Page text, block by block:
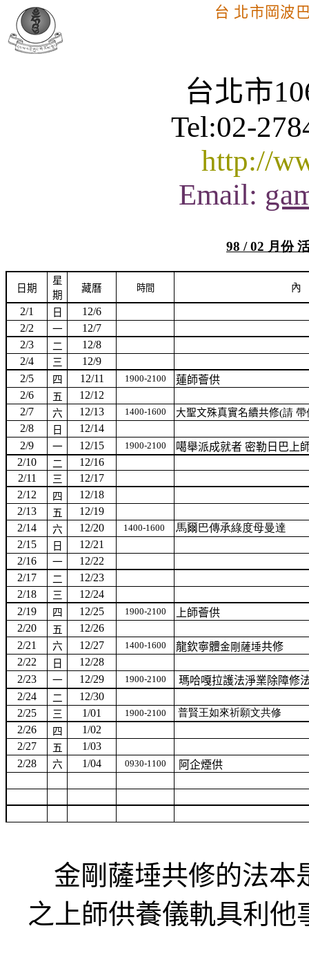
台 北市岡波
台北市
Tel:02-
http://
Email:
98 / 02 月份
日期
星
期
藏曆 時間 內
2/1 日
12/6
2/2
一
12/7
2/3
二
12/8
2/4
三
12/9
2/5
四 12/11 1900-2100
蓮師薈供
2/6
五
12/12
2/7
六 12/13 1400-1600 大聖文殊真實名續共修(請 帶
2/8 日
12/14
2/9
一 12/15 1900-2100
噶舉派成就者 密勒日巴上
2/10
二
12/16
2/11
三
12/17
2/12
四
12/18
2/13
五
12/19
2/14
六 12/20 1400-1600
馬爾巴傳承綠度母曼達
2/15
日
12/21
2/16
一
12/22
2/17
二
12/23
2/18
三
12/24
2/19
四 12/25 1900-2100
上師薈供
2/20
五
12/26
2/21
六 12/27 1400-1600 龍欽寧體金剛薩埵共修
2/22
日
12/28
2/23
一 12/29 1900-2100
瑪哈嘎拉護法淨業除障修
2/24
二
12/30
2/25
三 1/01 1900-2100 普賢王如來祈願文共修
2/26 四
1/02
2/27
五
1/03
2/28
六 1/04 0930-1100 阿企煙供
金剛薩埵共修的法本
之上師供養儀軌具利他